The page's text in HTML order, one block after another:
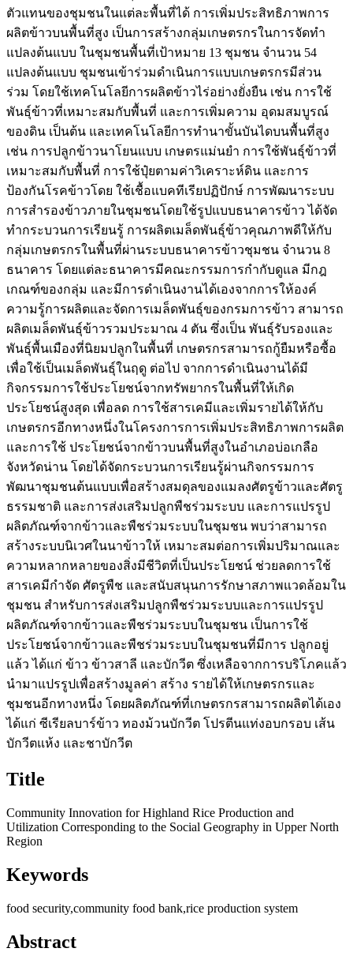
ตัวแทนของชุมชนในแต่ละพื้นที่ได้ การเพิ่มประสิทธิภาพการ
ผลิตข้าวบนพื้นที่สูง เป็นการสร้างกลุ่มเกษตรกรในการจัดทำ
แปลงต้นแบบ ในชุมชนพื้นที่เป้าหมาย 13 ชุมชน จำนวน 54
แปลงต้นแบบ ชุมชนเข้าร่วมดำเนินการแบบเกษตรกรมีส่วน
ร่วม โดยใช้เทคโนโลยีการผลิตข้าวไร่อย่างยั่งยืน เช่น การใช้
พันธุ์ข้าวที่เหมาะสมกับพื้นที่ และการเพิ่มความ อุดมสมบูรณ์
ของดิน เป็นต้น และเทคโนโลยีการทำนาขั้นบันไดบนพื้นที่สูง
เช่น การปลูกข้าวนาโยนแบบ เกษตรแม่นยำ การใช้พันธุ์ข้าวที่
เหมาะสมกับพื้นที่ การใช้ปุ๋ยตามค่าวิเคราะห์ดิน และการ
ป้องกันโรคข้าวโดย ใช้เชื้อแบคทีเรียปฏิปักษ์ การพัฒนาระบบ
การสำรองข้าวภายในชุมชนโดยใช้รูปแบบธนาคารข้าว ได้จัด
ทำกระบวนการเรียนรู้ การผลิตเมล็ดพันธุ์ข้าวคุณภาพดีให้กับ
กลุ่มเกษตรกรในพื้นที่ผ่านระบบธนาคารข้าวชุมชน จำนวน 8
ธนาคาร โดยแต่ละธนาคารมีคณะกรรมการกำกับดูแล มีกฎ
เกณฑ์ของกลุ่ม และมีการดำเนินงานได้เองจากการให้องค์
ความรู้การผลิตและจัดการเมล็ดพันธุ์ของกรมการข้าว สามารถ
ผลิตเมล็ดพันธุ์ข้าวรวมประมาณ 4 ตัน ซึ่งเป็น พันธุ์รับรองและ
พันธุ์พื้นเมืองที่นิยมปลูกในพื้นที่ เกษตรกรสามารถกู้ยืมหรือซื้อ
เพื่อใช้เป็นเมล็ดพันธุ์ในฤดู ต่อไป จากการดำเนินงานได้มี
กิจกรรมการใช้ประโยชน์จากทรัพยากรในพื้นที่ให้เกิด
ประโยชน์สูงสุด เพื่อลด การใช้สารเคมีและเพิ่มรายได้ให้กับ
เกษตรกรอีกทางหนึ่งในโครงการการเพิ่มประสิทธิภาพการผลิต
และการใช้ ประโยชน์จากข้าวบนพื้นที่สูงในอำเภอบ่อเกลือ
จังหวัดน่าน โดยได้จัดกระบวนการเรียนรู้ผ่านกิจกรรมการ
พัฒนาชุมชนต้นแบบเพื่อสร้างสมดุลของแมลงศัตรูข้าวและศัตรู
ธรรมชาติ และการส่งเสริมปลูกพืชร่วมระบบ และการแปรรูป
ผลิตภัณฑ์จากข้าวและพืชร่วมระบบในชุมชน พบว่าสามารถ
สร้างระบบนิเวศในนาข้าวให้ เหมาะสมต่อการเพิ่มปริมาณและ
ความหลากหลายของสิ่งมีชีวิตที่เป็นประโยชน์ ช่วยลดการใช้
สารเคมีกำจัด ศัตรูพืช และสนับสนุนการรักษาสภาพแวดล้อมใน
ชุมชน สำหรับการส่งเสริมปลูกพืชร่วมระบบและการแปรรูป
ผลิตภัณฑ์จากข้าวและพืชร่วมระบบในชุมชน เป็นการใช้
ประโยชน์จากข้าวและพืชร่วมระบบในชุมชนที่มีการ ปลูกอยู่
แล้ว ได้แก่ ข้าว ข้าวสาลี และบักวีต ซึ่งเหลือจากการบริโภคแล้ว
นำมาแปรรูปเพื่อสร้างมูลค่า สร้าง รายได้ให้เกษตรกรและ
ชุมชนอีกทางหนึ่ง โดยผลิตภัณฑ์ที่เกษตรกรสามารถผลิตได้เอง
ได้แก่ ซีเรียลบาร์ข้าว ทองม้วนบักวีต โปรตีนแท่งอบกรอบ เส้น
บักวีตแห้ง และชาบักวีต
Title
Community Innovation for Highland Rice Production and
Utilization Corresponding to the Social Geography in Upper North
Region
Keywords
food security,community food bank,rice production system
Abstract